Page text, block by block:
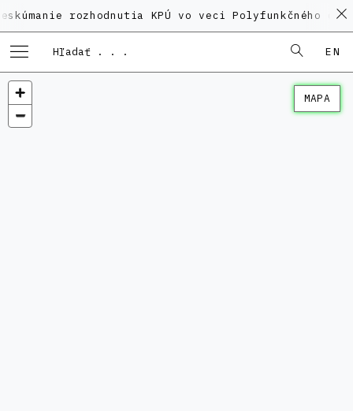
rozhodnutia KPÚ vo veci Polyfunkčného domu na
EN
MAPA